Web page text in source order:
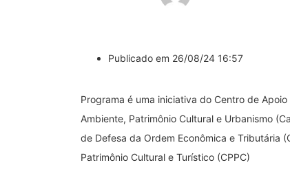
Publicado em 26/08/24 16:57
Programa é uma iniciativa do Centro de
Ambiente, Patrimônio Cultural e Urbanismo
de Defesa da Ordem Econômica e Tributária
Patrimônio Cultural e Turístico (CPPC)